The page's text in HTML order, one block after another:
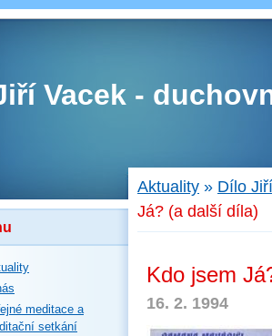
Vacek -
meditace a
setkání
Aktuality » Dílo
Já? (a další díla)
Kdo jsem
16. 2. 1994